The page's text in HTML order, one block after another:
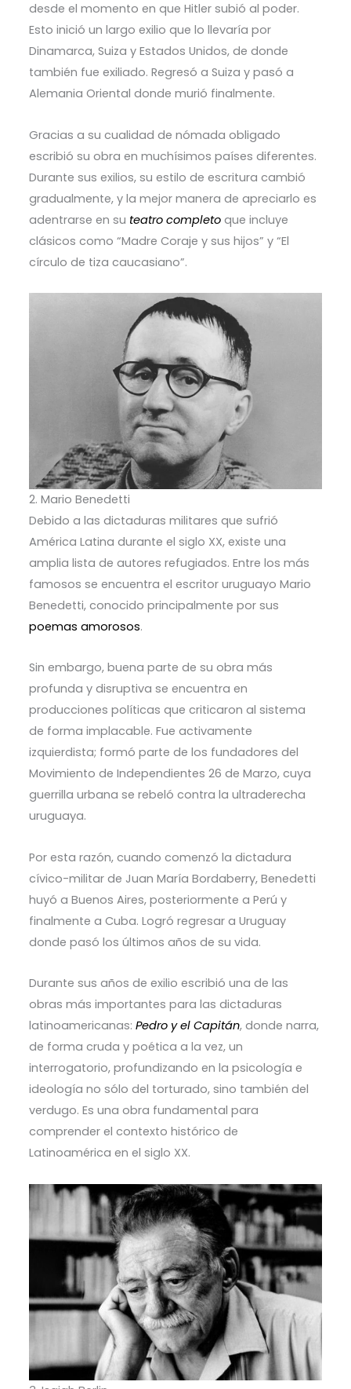
desde el momento en que Hitler subió al poder.
Esto inició un largo exilio que lo llevaría por
Dinamarca, Suiza y Estados Unidos, de donde
también fue exiliado. Regresó a Suiza y pasó a
Alemania Oriental donde murió finalmente.
Gracias a su cualidad de nómada obligado
escribió su obra en muchísimos países diferentes.
Durante sus exilios, su estilo de escritura cambió
gradualmente, y la mejor manera de apreciarlo es
adentrarse en su teatro completoque incluye
clásicos como “Madre Coraje y sus hijos” y “El
círculo de tiza caucasiano”.
2. Mario Benedetti
Debido a las dictaduras militares que sufrió
América Latina durante el siglo XX, existe una
amplia lista de autores refugiados. Entre los más
famosos se encuentra el escritor uruguayo Mario
Benedetti, conocido principalmente por sus
poemas amorosos.
Sin embargo, buena parte de su obra más
profunda y disruptiva se encuentra en
producciones políticas que criticaron al sistema
de forma implacable. Fue activamente
izquierdista; formó parte de los fundadores del
Movimiento de Independientes 26 de Marzo, cuya
guerrilla urbana se rebeló contra la ultraderecha
uruguaya.
Por esta razón, cuando comenzó la dictadura
cívico-militar de Juan María Bordaberry, Benedetti
huyó a Buenos Aires, posteriormente a Perú y
finalmente a Cuba. Logró regresar a Uruguay
donde pasó los últimos años de su vida.
Durante sus años de exilio escribió una de las
obras más importantes para las dictaduras
latinoamericanas: Pedro y el Capitán, donde narra,
de forma cruda y poética a la vez, un
interrogatorio, profundizando en la psicología e
ideología no sólo del torturado, sino también del
verdugo. Es una obra fundamental para
comprender el contexto histórico de
Latinoamérica en el siglo XX.